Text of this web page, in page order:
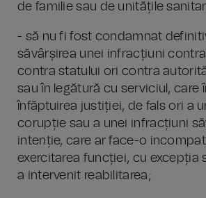
de familie sau de unitățile
- să nu fi fost condamnat
săvârșirea unei infracțiuni
contra statului ori contra
sau în legătură cu serviciul, care
înfăptuirea justiției, de fals ori a
corupție sau a unei infracțiuni
intenție, care ar face-o
exercitarea funcției, cu excepția
a intervenit reabilitarea;